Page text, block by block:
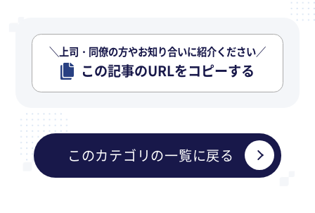
＼上司・同僚の方やお知り合いに紹介ください／
この記事のURLをコピーする
このカテゴリの一覧に戻る